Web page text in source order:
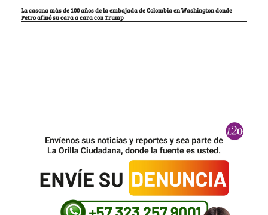
La casona más de 100 años de la embajada de Colombia en Washington donde
Petro afinó su cara a cara con Trump